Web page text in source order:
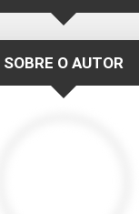
SOBRE O AUTOR